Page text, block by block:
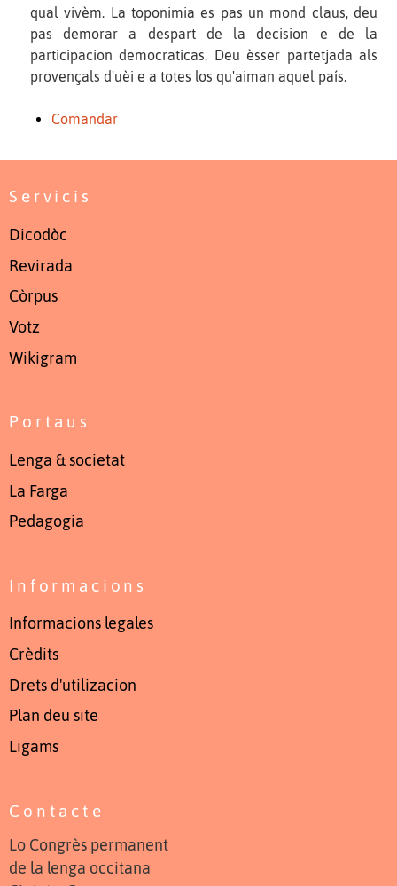
qual vivèm. La toponimia es pas un mond claus, deu
pas demorar a despart de la decision e de la
participacion democraticas. Deu èsser partetjada als
provençals d'uèi e a totes los qu'aiman aquel país.
Comandar
Servicis
Dicodòc
Revirada
Còrpus
Votz
Wikigram
Portaus
Lenga & societat
La Farga
Pedagogia
Informacions
Informacions legales
Crèdits
Drets d'utilizacion
Plan deu site
Ligams
Contacte
Lo Congrès permanent
de la lenga occitana